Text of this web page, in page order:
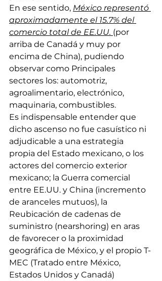
En ese sentido, México representó
aproximadamente el 15.7% del
comercio total de EE.UU. (por
arriba de Canadá y muy por
encima de China), pudiendo
observar como Principales
sectores los: automotriz,
agroalimentario, electrónico,
maquinaria, combustibles.
Es indispensable entender que
dicho ascenso no fue casuístico ni
adjudicable a una estrategia
propia del Estado mexicano, o los
actores del comercio exterior
mexicano; la Guerra comercial
entre EE.UU. y China (incremento
de aranceles mutuos), la
Reubicación de cadenas de
suministro (nearshoring) en aras
de favorecer o la proximidad
geográfica de México, y el propio T-
MEC (Tratado entre México,
Estados Unidos y Canadá)